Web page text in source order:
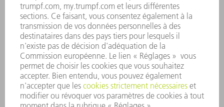
CONFORMITÉ
SYSTÈME D'ALERTE
SÉCURITÉ
COMMUNIQUÉS DE PRESSE
MAGAZINE
DURABILITÉ
ENVIRONNEMENT ET CLIMAT
SOCIAL ET SOCIÉTÉ
GESTION D'ENTREPRISE